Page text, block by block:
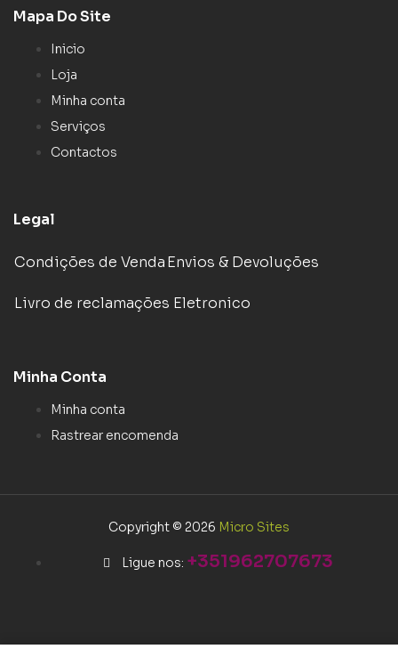
Mapa Do Site
Inicio
Loja
Minha conta
Serviços
Contactos
Legal
Condições de VendaEnvios & Devoluções
Livro de reclamações Eletronico
Minha Conta
Minha conta
Rastrear encomenda
Copyright © 2026 Micro Sites
Ligue nos: +351962707673